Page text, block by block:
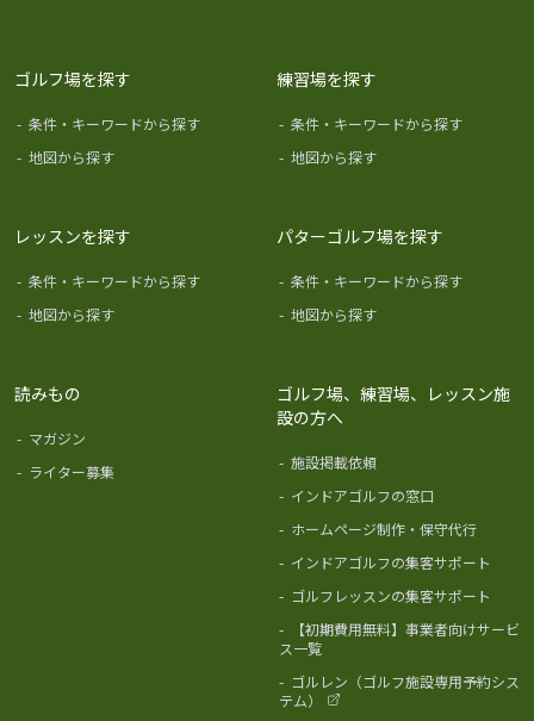
ゴルフ場を探す
- 条件・キーワードから探す
- 地図から探す
練習場を探す
- 条件・キーワードから探す
- 地図から探す
レッスンを探す
- 条件・キーワードから探す
- 地図から探す
パターゴルフ場を探す
- 条件・キーワードから探す
- 地図から探す
読みもの
- マガジン
- ライター募集
ゴルフ場、練習場、レッスン施
設の方へ
- 施設掲載依頼
- インドアゴルフの窓口
- ホームページ制作・保守代行
- インドアゴルフの集客サポート
- ゴルフレッスンの集客サポート
-
【初期費用無料】事業者向けサービ
ス一覧
- ゴルレン（ゴルフ施設専用予約シス
テム）